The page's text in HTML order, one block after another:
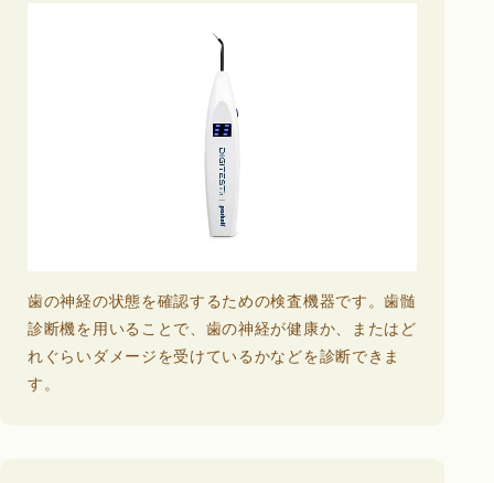
歯の神経の状態を確認するための検査機器です。歯髄
診断機を用いることで、歯の神経が健康か、またはど
れぐらいダメージを受けているかなどを診断できま
す。